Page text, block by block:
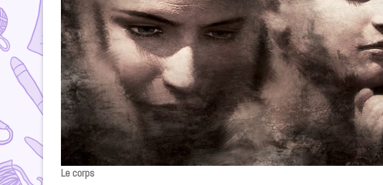
Le corps